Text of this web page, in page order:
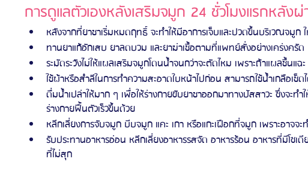
การดูแลตัวเองหลังเสริมจมูก 24 ชั่วโมงแรกหลัง
หลังจากที่ยาชาเริ่มหมดฤทธิ์ จะทำให้มีอาการเจ็บและปวดขึ้นบริเวณจมูก
ทานยาแก้อักเสบ ยาลดบวม และยาฆ่าเชื้อตามที่แพทย์สั่งอย่างเคร่งครัด
ระมัดระวังไม่ให้แผลเสริมจมูกโดนน้ำจนกว่าจะตัดไหม เพราะถ้าแผลชื้นแฉ
ใช้ผ้าหรือสำลีในการทำความสะอาดใบหน้าไปก่อน สามารถใช้น้ำเกลือเช็ด
ดื่มน้ำเปล่าให้มาก ๆ เพื่อให้ร่างกายขับยาชาออกมาทางปัสสาวะ ซึ่งจะทำ
ร่างกายฟื้นตัวเร็วขึ้นด้วย
หลีกเลี่ยงการจับจมูก บีบจมูก แคะ เกา หรือแกะเฝือกที่จมูก เพราะอาจจะ
รับประทานอาหารอ่อน หลีกเลี่ยงอาหารรสจัด อาหารร้อน อาหารที่มีโซเ
ที่ไม่สุก